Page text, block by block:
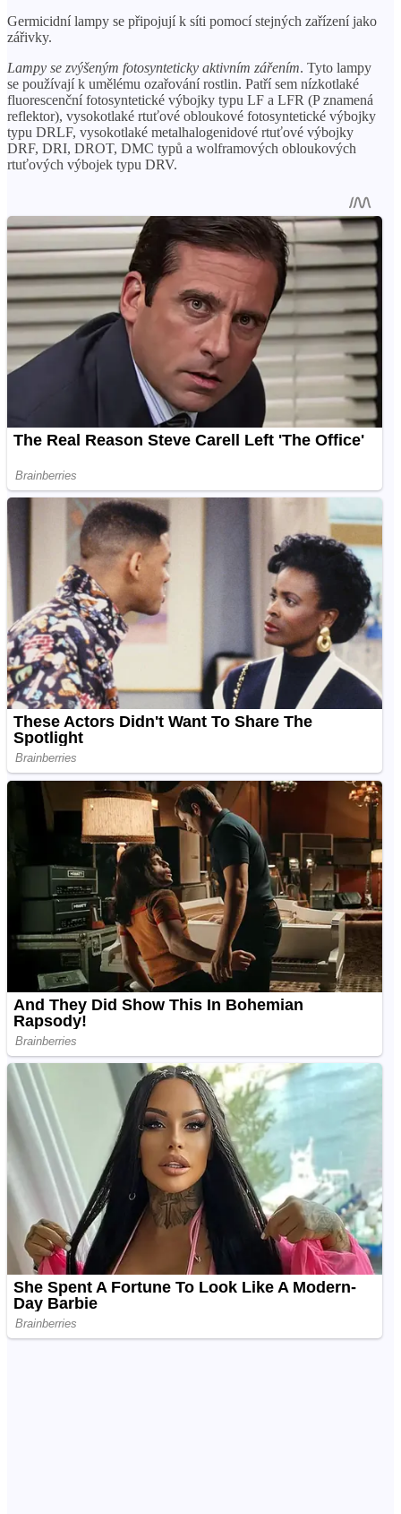
Germicidní lampy se připojují k síti pomocí stejných zařízení jako
zářivky.
Lampy se zvýšeným fotosynteticky aktivním zářením. Tyto lampy
se používají k umělému ozařování rostlin. Patří sem nízkotlaké
fluorescenční fotosyntetické výbojky typu LF a LFR (P znamená
reflektor), vysokotlaké rtuťové obloukové fotosyntetické výbojky
typu DRLF, vysokotlaké metalhalogenidové rtuťové výbojky
DRF, DRI, DROT, DMC typů a wolframových obloukových
rtuťových výbojek typu DRV.